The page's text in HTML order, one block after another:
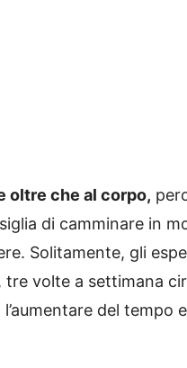
oltre che al corpo,
di camminare in
Solitamente, gli
tre volte a settimana
del tempo